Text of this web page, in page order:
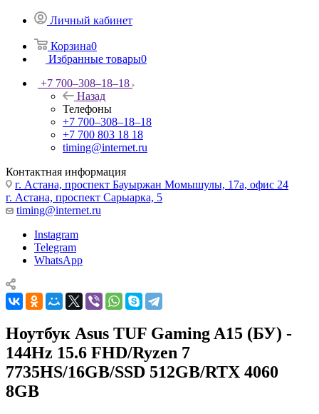
Личный кабинет
Корзина0
Избранные товары0
+7 700‒308‒18‒18
Назад
Телефоны
+7 700‒308‒18‒18
+7 700 803 18 18
timing@internet.ru
Контактная информация
г. Астана, проспект Бауыржан Момышулы, 17а, офис 24
г. Астана, проспект Сарыарка, 5
timing@internet.ru
Instagram
Telegram
WhatsApp
Ноутбук Asus TUF Gaming A15 (БУ) -
144Hz 15.6 FHD/Ryzen 7
7735HS/16GB/SSD 512GB/RTX 4060
8GB